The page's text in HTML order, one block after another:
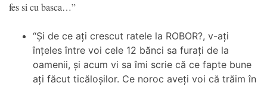
fes si cu basca…”
“Și de ce ați crescut ratele la ROBOR?, v-ați
înțeles între voi cele 12 bănci sa furați de la
oamenii, și acum vi sa îmi scrie că ce fapte bune
ați făcut ticăloșilor. Ce noroc aveți voi că trăim în